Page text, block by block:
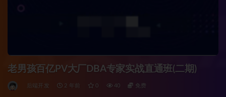
老男孩百亿PV大厂DBA专家实战直通班(二期)
后端开发 2 年前 0 40 免费